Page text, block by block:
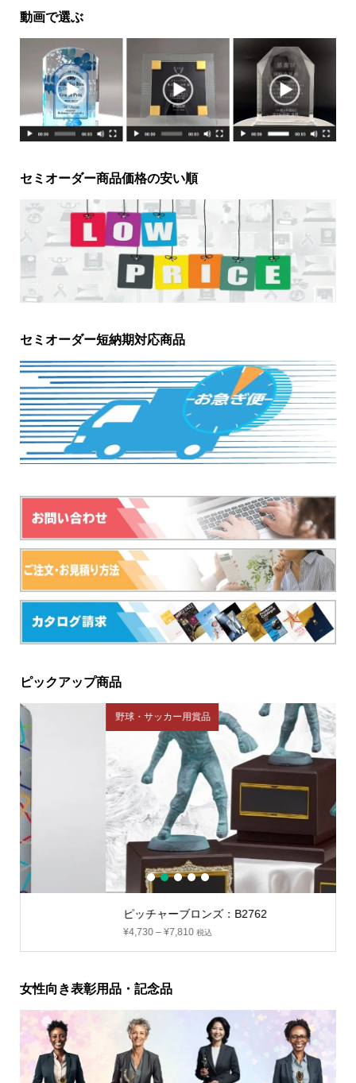
動画で選ぶ
セミオーダー商品価格の安い順
セミオーダー短納期対応商品
ピックアップ商品
ピッチャーブロンズ：B2762
税込
野球・サッカー用賞品
1 2 3 4 5
女性向き表彰用品・記念品